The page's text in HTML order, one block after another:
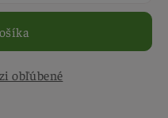
obľúbené